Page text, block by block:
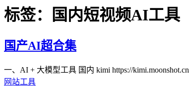
标签：国内短视频AI工具
国产AI超合集
一、AI + 大模型工具 国内 kimi https://
网站工具